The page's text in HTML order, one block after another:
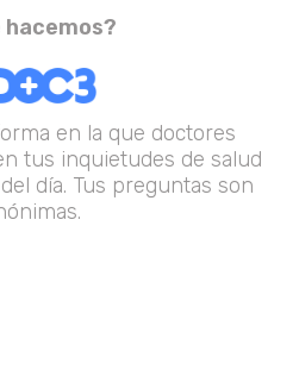
hacemos?
en la que doctores
tus inquietudes de salud
día. Tus preguntas son